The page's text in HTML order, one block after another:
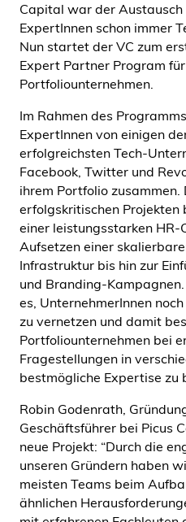
Capital war der
ExpertInnen schon immer
Nun startet der VC zum
Expert Partner Program
Portfoliounternehmen.
Im Rahmen des
ExpertInnen von einigen
erfolgreichsten Tech-
Facebook, Twitter und
ihrem Portfolio zusammen.
erfolgskritischen Projekten
einer leistungsstarken
Aufsetzen einer
Infrastruktur bis hin zur
und Branding-
es, UnternehmerInnen
zu vernetzen und damit
Portfoliounternehmen bei
Fragestellungen in
bestmögliche Expertise zu
Robin Godenrath,
Geschäftsführer bei Picus
neue Projekt: “Durch die
unseren Gründern haben
meisten Teams beim
ähnlichen